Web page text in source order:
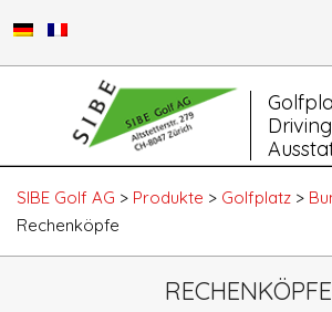
Navigation
SIBE Golf AG > Produkte > Golfplatz >
Rechenköpfe
RECHENKÖPFE